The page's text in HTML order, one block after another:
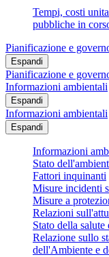
Tempi, costi
pubbliche in
Pianificazione e
Espandi
Pianificazione e
Informazioni ambientali
Espandi
Informazioni ambientali
Espandi
Informazioni
Stato
Fattori inquinanti
Misure incidenti
Misure a
Relazioni
Stato della salute
Relazione sullo
dell'Ambiente e